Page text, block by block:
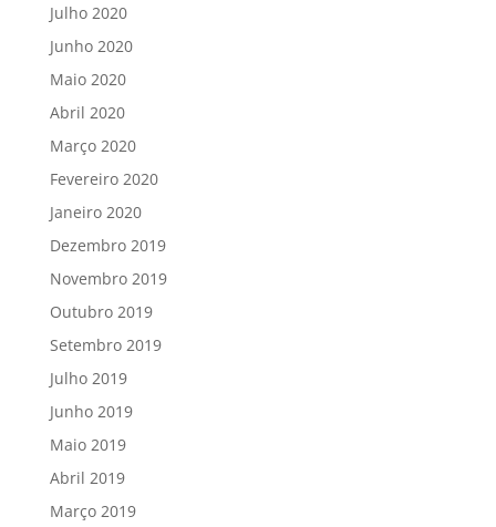
Julho 2020
Junho 2020
Maio 2020
Abril 2020
Março 2020
Fevereiro 2020
Janeiro 2020
Dezembro 2019
Novembro 2019
Outubro 2019
Setembro 2019
Julho 2019
Junho 2019
Maio 2019
Abril 2019
Março 2019